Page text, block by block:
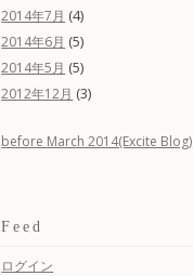
2014年7月 (4)
2014年6月 (5)
2014年5月 (5)
2012年12月 (3)
before March 2014(Excite Blog)
Feed
ログイン